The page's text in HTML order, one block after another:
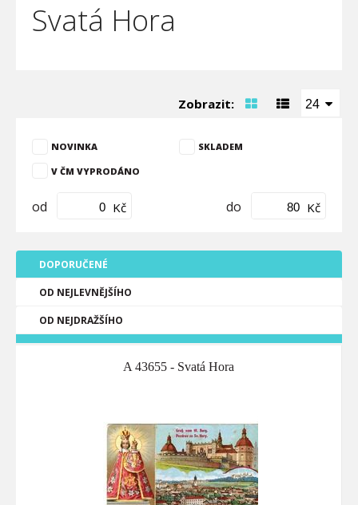
Svatá Hora
Zobrazit: 24
NOVINKA SKLADEM
V ČM VYPRODÁNO
od Kč do Kč
DOPORUČENÉ
OD NEJLEVNĚJŠÍHO
OD NEJDRAŽŠÍHO
A 43655 - Svatá Hora